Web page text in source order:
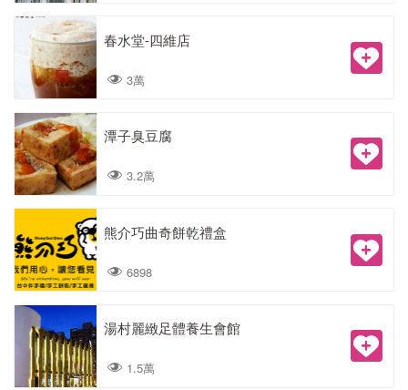
春水堂-四維店
3萬
潭子臭豆腐
3.2萬
熊介巧曲奇餅乾禮盒
6898
湯村麗緻足體養生會館
1.5萬